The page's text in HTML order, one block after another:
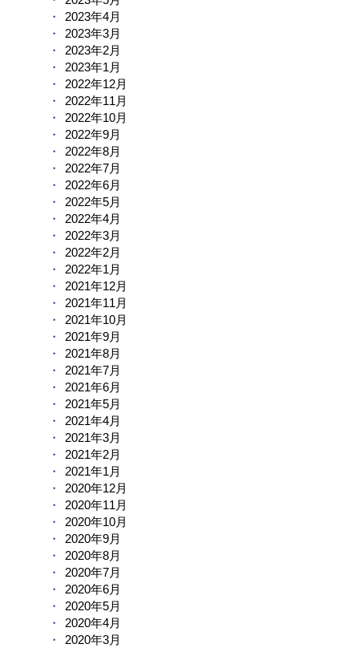
2023年4月
2023年3月
2023年2月
2023年1月
2022年12月
2022年11月
2022年10月
2022年9月
2022年8月
2022年7月
2022年6月
2022年5月
2022年4月
2022年3月
2022年2月
2022年1月
2021年12月
2021年11月
2021年10月
2021年9月
2021年8月
2021年7月
2021年6月
2021年5月
2021年4月
2021年3月
2021年2月
2021年1月
2020年12月
2020年11月
2020年10月
2020年9月
2020年8月
2020年7月
2020年6月
2020年5月
2020年4月
2020年3月